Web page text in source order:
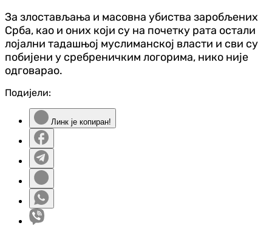
За злостављања и масовна убиства заробљених
Срба, као и оних који су на почетку рата остали
лојални тадашњој муслиманској власти и сви су
побијени у сребреничким логорима, нико није
одговарао.
Подијели:
Линк је копиран!